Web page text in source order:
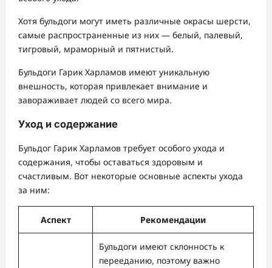
Хотя бульдоги могут иметь различные окрасы шерсти,
самые распространенные из них — белый, палевый,
тигровый, мраморный и пятнистый.
Бульдоги Гарик Харламов имеют уникальную
внешность, которая привлекает внимание и
завораживает людей со всего мира.
Уход и содержание
Бульдог Гарик Харламов требует особого ухода и
содержания, чтобы оставаться здоровым и
счастливым. Вот некоторые основные аспекты ухода
за ним:
Аспект Рекомендации
Бульдоги имеют склонность к
перееданию, поэтому важно